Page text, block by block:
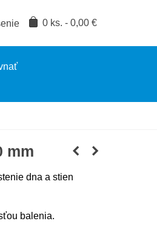
0 ks. - 0,00 €
mm
dna a stien
balenia.